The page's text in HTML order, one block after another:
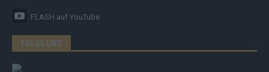
FLASH auf YouTube
FOLGE UNS